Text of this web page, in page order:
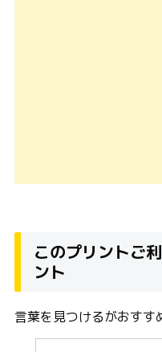
このプリントご
ント
言葉を見つけるがおすす